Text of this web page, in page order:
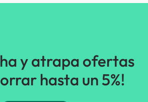
y atrapa ofertas
hasta un 5%!